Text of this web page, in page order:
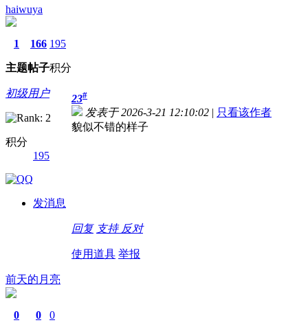
haiwuya
1
主题
166
帖子
195
积分
初级用户
积分
195
发消息
23#
发表于 2026-3-21 12:10:02 | 只看该作者
貌似不错的样子
回复 支持 反对
使用道具 举报
前天的月亮
0 0 0